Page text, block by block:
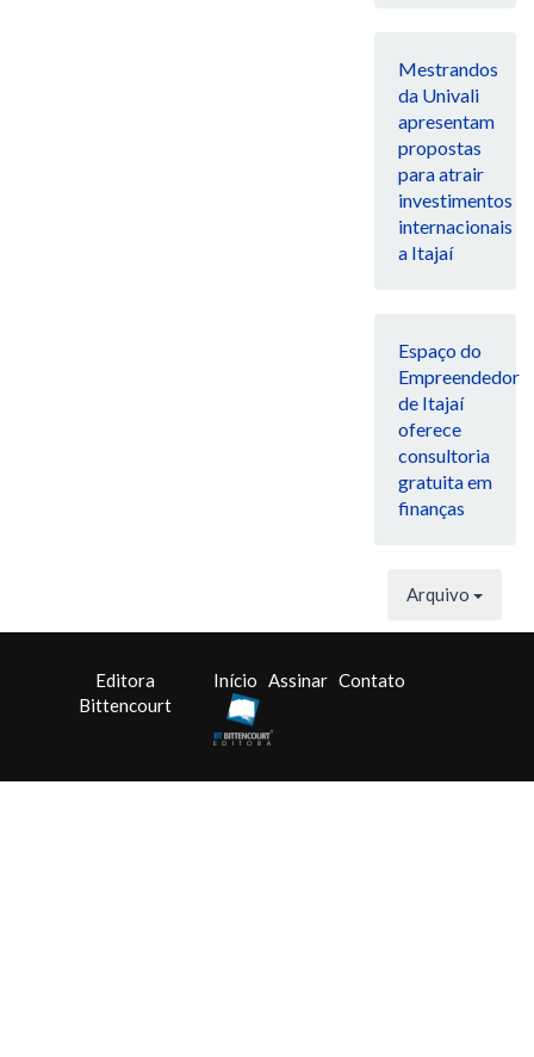
Mestrandos
da Univali
apresentam
propostas
para atrair
investimentos
internacionais
a Itajaí
Espaço do
Empreendedor
de Itajaí
oferece
consultoria
gratuita em
finanças
Arquivo
Editora
Bittencourt
Início Assinar Contato